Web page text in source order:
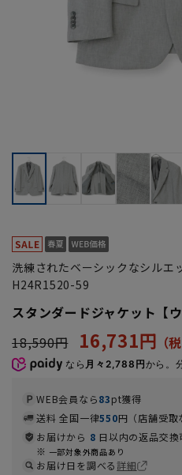
洗練されたベーシックなシルエ
H24R1520-59
スタンダードジャケット【
18,590円
16,731円
なら 月々2,788円から。
WEB会員なら83pt獲得
送料 全国一律550円（店舗受取
お届けから 8 日以内の返品交換
一部対象外商品あり
お届け日を調べる詳細